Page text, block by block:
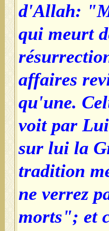
d'Allah:
qui meurt
affaires
qu'une.
voit par
sur lui la
tradition
ne verrez
morts"; et